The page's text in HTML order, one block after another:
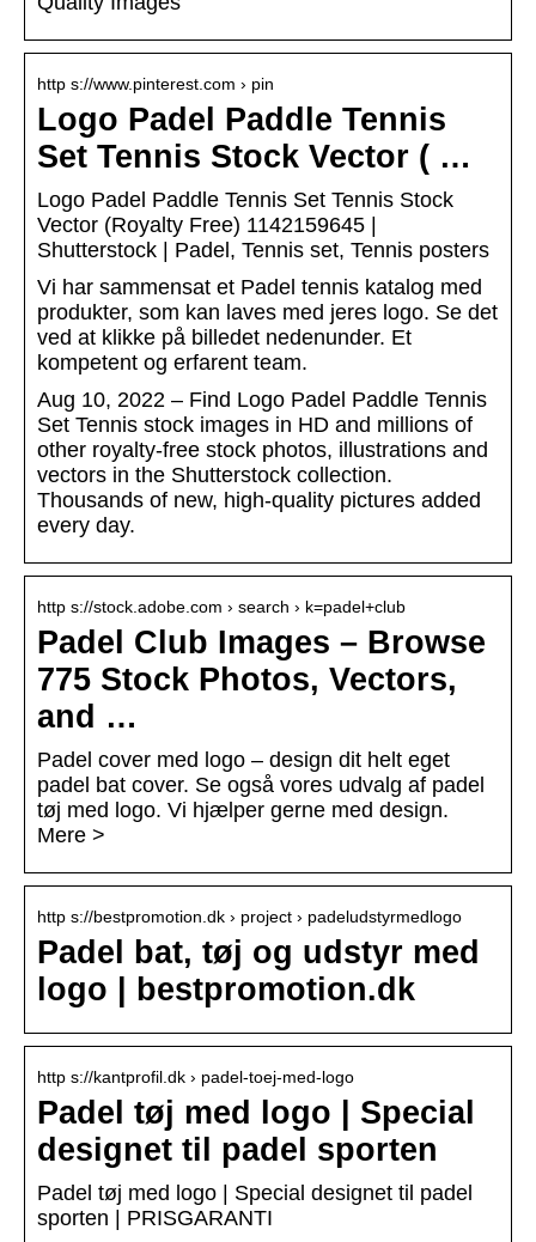
http s://www.pinterest.com › pin
Logo Padel Paddle Tennis
Set Tennis Stock Vector ( …
Logo Padel Paddle Tennis Set Tennis Stock
Vector (Royalty Free) 1142159645 |
Shutterstock | Padel, Tennis set, Tennis posters
Vi har sammensat et Padel tennis katalog med
produkter, som kan laves med jeres logo. Se det
ved at klikke på billedet nedenunder. Et
kompetent og erfarent team.
Aug 10, 2022 – Find Logo Padel Paddle Tennis
Set Tennis stock images in HD and millions of
other royalty-free stock photos, illustrations and
vectors in the Shutterstock collection.
Thousands of new, high-quality pictures added
every day.
http s://stock.adobe.com › search › k=padel+club
Padel Club Images – Browse
775 Stock Photos, Vectors,
and …
Padel cover med logo – design dit helt eget
padel bat cover. Se også vores udvalg af padel
tøj med logo. Vi hjælper gerne med design.
Mere >
http s://bestpromotion.dk › project › padeludstyrmedlogo
Padel bat, tøj og udstyr med
logo | bestpromotion.dk
http s://kantprofil.dk › padel-toej-med-logo
Padel tøj med logo | Special
designet til padel sporten
Padel tøj med logo | Special designet til padel
sporten | PRISGARANTI